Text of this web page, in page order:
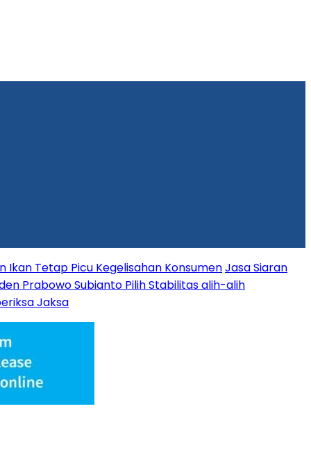
Ikan Tetap Picu Kegelisahan KonsumenJasa Siaran
Prabowo Subianto Pilih Stabilitas alih-alih
Jaksa